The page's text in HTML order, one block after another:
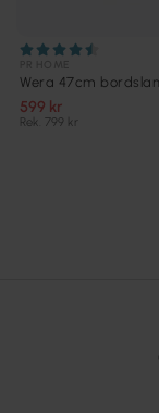
Wera 47cm
599 kr
Rek. 799 kr